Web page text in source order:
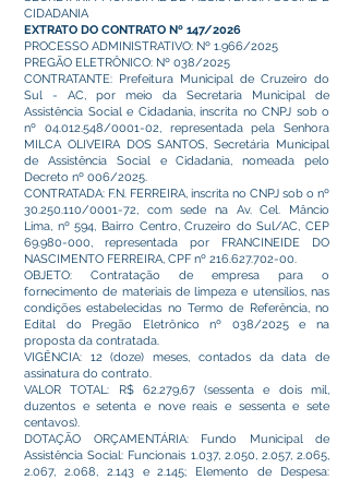
CIDADANIA
EXTRATO DO CONTRATO Nº 147/2026
PROCESSO ADMINISTRATIVO: Nº 1.966/2025
PREGÃO ELETRÔNICO: Nº 038/2025
CONTRATANTE: Prefeitura Municipal de Cruzeiro do
Sul - AC, por meio da Secretaria Municipal de
Assistência Social e Cidadania, inscrita no CNPJ sob o
nº 04.012.548/0001-02, representada pela Senhora
MILCA OLIVEIRA DOS SANTOS, Secretária Municipal
de Assistência Social e Cidadania, nomeada pelo
Decreto nº 006/2025.
CONTRATADA: F.N. FERREIRA, inscrita no CNPJ sob o nº
30.250.110/0001-72, com sede na Av. Cel. Mâncio
Lima, nº 594, Bairro Centro, Cruzeiro do Sul/AC, CEP
69.980-000, representada por FRANCINEIDE DO
NASCIMENTO FERREIRA, CPF nº 216.627.702-00.
OBJETO: Contratação de empresa para o
fornecimento de materiais de limpeza e utensílios, nas
condições estabelecidas no Termo de Referência, no
Edital do Pregão Eletrônico nº 038/2025 e na
proposta da contratada.
VIGÊNCIA: 12 (doze) meses, contados da data de
assinatura do contrato.
VALOR TOTAL: R$ 62.279,67 (sessenta e dois mil,
duzentos e setenta e nove reais e sessenta e sete
centavos).
DOTAÇÃO ORÇAMENTÁRIA: Fundo Municipal de
Assistência Social: Funcionais 1.037, 2.050, 2.057, 2.065,
2.067, 2.068, 2.143 e 2.145; Elemento de Despesa: